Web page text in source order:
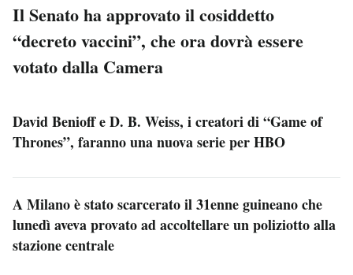
Il Senato ha approvato il cosiddetto
“decreto vaccini”, che ora dovrà essere
votato dalla Camera
David Benioff e D. B. Weiss, i creatori di “Game of
Thrones”, faranno una nuova serie per HBO
A Milano è stato scarcerato il 31enne guineano che
lunedì aveva provato ad accoltellare un poliziotto alla
stazione centrale